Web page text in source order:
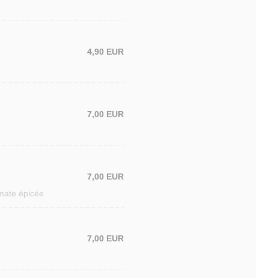
4,90 EUR
7,00 EUR
épicée
7,00 EUR
7,00 EUR